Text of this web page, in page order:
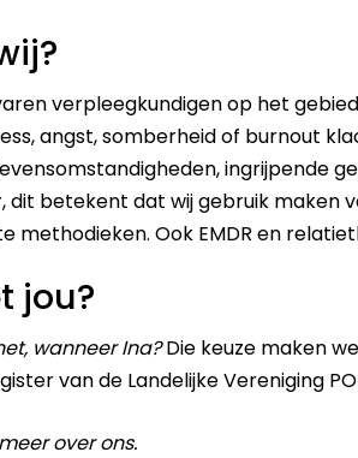
verpleegkundigen op het
angst, somberheid of burnout
ingrijpende
betekent dat wij gebruik maken
methodieken. Ook EMDR en
jou?
wanneer Ina?Die keuze maken
van de Landelijke Vereniging
over ons.